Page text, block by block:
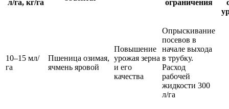
л/га, кг/га
ограничения
10–15 мл/
га
Пшеница озимая,
ячмень яровой
Повышение
урожая зерна
и его
качества
Опрыскивание
посевов в
начале выхода
в трубку.
Расход
рабочей
жидкости 300
л/га